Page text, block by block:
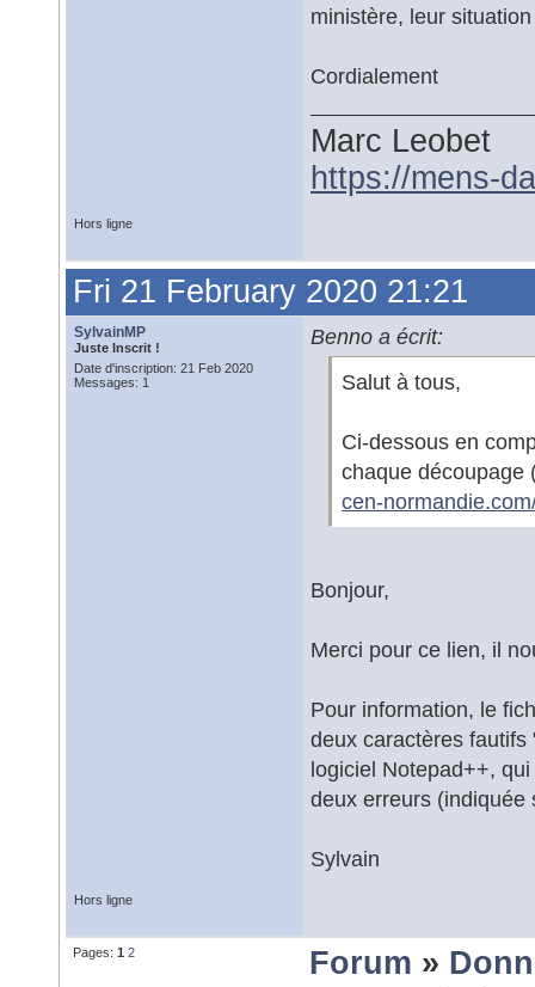
ministère, leur
Cordialement
Marc Leobet
https://mens-
Hors ligne
Fri 21 February 2020 21:21
SylvainMP
Juste Inscrit !
Date d'inscription: 21 Feb 2020
Messages: 1
Benno a écrit:
Salut à tous,
Ci-dessous en
chaque découpage
cen-
Bonjour,
Merci pour ce lien, il
Pour information, le
deux caractères
logiciel Notepad++,
deux erreurs (indiquée
Sylvain
Hors ligne
Pages: 1 2 Forum »